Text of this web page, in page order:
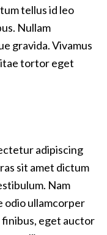
tellus id leo
Nullam
gravida. Vivamus
tortor eget
adipiscing
sit amet dictum
Nam
odio ullamcorper
finibus, eget auctor